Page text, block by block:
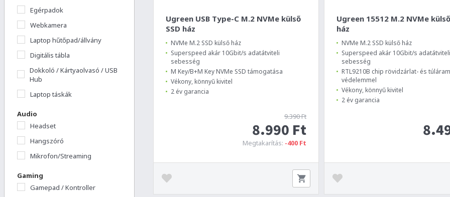
Egérpadok
Webkamera
Laptop hűtőpad/állvány
Digitális tábla
Dokkoló / Kártyaolvasó / USB
Hub
Laptop táskák
Audio
Headset
Hangszóró
Mikrofon/Streaming
Gaming
Gamepad / Kontroller
Ugreen USB Type-C M.2 NVMe külső
SSD ház
NVMe M.2 SSD külső ház
Superspeed akár 10Gbit/s adatátviteli
sebesség
M Key/B+M Key NVMe SSD támogatása
Vékony, könnyű kivitel
2 év garancia
9.390 Ft
8.990 Ft
Megtakarítás: -400 Ft
Ugreen 15512 M.2 NVMe
ház
NVMe M.2 SSD külső ház
Superspeed akár 10Gbit/s adatátviteli
sebesség
RTL9210B chip rövidzárlat- és túláram
védelemmel
Vékony, könnyű kivitel
2 év garancia